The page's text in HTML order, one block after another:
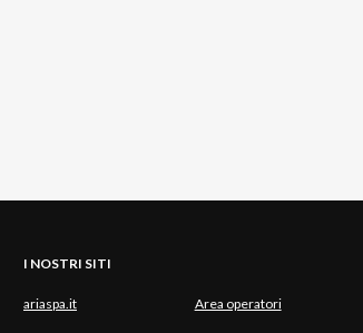
I NOSTRI SITI
ariaspa.it Area operatori